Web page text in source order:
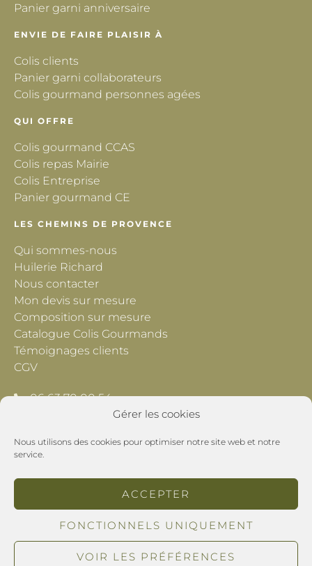
Gérer les cookies
Nous utilisons des cookies pour optimiser notre site web et notre
service.
ACCEPTER
FONCTIONNELS UNIQUEMENT
VOIR LES PRÉFÉRENCES
Panier garni anniversaire
ENVIE DE FAIRE PLAISIR À
Colis clients
Panier garni collaborateurs
Colis gourmand personnes agées
QUI OFFRE
Colis gourmand CCAS
Colis repas Mairie
Colis Entreprise
Panier gourmand CE
LES CHEMINS DE PROVENCE
Qui sommes-nous
Huilerie Richard
Nous contacter
Mon devis sur mesure
Composition sur mesure
Catalogue Colis Gourmands
Témoignages clients
CGV
06 63 70 00 54
contact@lescheminsdeprovence.com
Les Chemins de Provence
195 Chemin du Grand Pré
26800 Montoison
POLITIQUE DE CONFIDENTIALITÉ